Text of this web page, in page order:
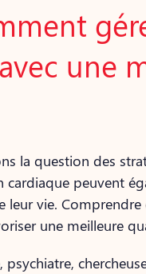
une
la question des
peuvent
vie.
une meilleure
psychiatre,